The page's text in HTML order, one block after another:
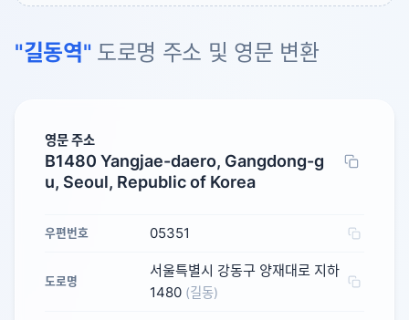
"길동역" 도로명 주소 및 영문 변환
영문 주소
B1480 Yangjae-daero, Gangdong-g
u, Seoul, Republic of Korea
우편번호 05351
도로명
서울특별시 강동구 양재대로 지하
1480 (길동)